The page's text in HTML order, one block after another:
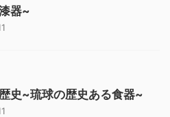
器~
史~琉球の歴史ある食器~